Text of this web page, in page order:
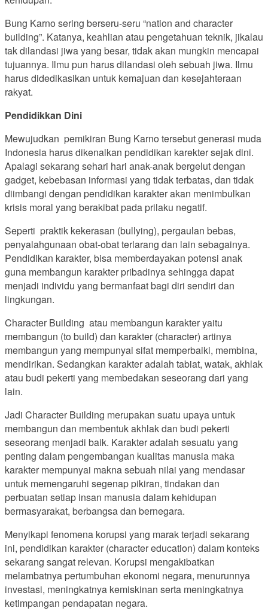
Bung Karno sering berseru-seru “nation and character
building”. Katanya, keahlian atau pengetahuan teknik, jikalau
tak dilandasi jiwa yang besar, tidak akan mungkin mencapai
tujuannya. Ilmu pun harus dilandasi oleh sebuah jiwa. Ilmu
harus didedikasikan untuk kemajuan dan kesejahteraan
rakyat.
Pendidikkan Dini
Mewujudkan pemikiran Bung Karno tersebut generasi muda
Indonesia harus dikenalkan pendidikan karekter sejak dini.
Apalagi sekarang sehari hari anak-anak bergelut dengan
gadget, kebebasan informasi yang tidak terbatas, dan tidak
diimbangi dengan pendidikan karakter akan menimbulkan
krisis moral yang berakibat pada prilaku negatif.
Seperti praktik kekerasan (bullying), pergaulan bebas,
penyalahgunaan obat-obat terlarang dan lain sebagainya.
Pendidikan karakter, bisa memberdayakan potensi anak
guna membangun karakter pribadinya sehingga dapat
menjadi individu yang bermanfaat bagi diri sendiri dan
lingkungan.
Character Building atau membangun karakter yaitu
membangun (to build) dan karakter (character) artinya
membangun yang mempunyai sifat memperbaiki, membina,
mendirikan. Sedangkan karakter adalah tabiat, watak, akhlak
atau budi pekerti yang membedakan seseorang dari yang
lain.
Jadi Character Building merupakan suatu upaya untuk
membangun dan membentuk akhlak dan budi pekerti
seseorang menjadi baik. Karakter adalah sesuatu yang
penting dalam pengembangan kualitas manusia maka
karakter mempunyai makna sebuah nilai yang mendasar
untuk memengaruhi segenap pikiran, tindakan dan
perbuatan setiap insan manusia dalam kehidupan
bermasyarakat, berbangsa dan bernegara.
Menyikapi fenomena korupsi yang marak terjadi sekarang
ini, pendidikan karakter (character education) dalam konteks
sekarang sangat relevan. Korupsi mengakibatkan
melambatnya pertumbuhan ekonomi negara, menurunnya
investasi, meningkatnya kemiskinan serta meningkatnya
ketimpangan pendapatan negara.